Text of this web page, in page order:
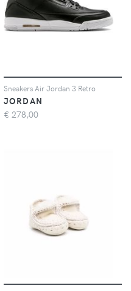
Sneakers Air Jordan 3 Retro
JORDAN
€ 278,00